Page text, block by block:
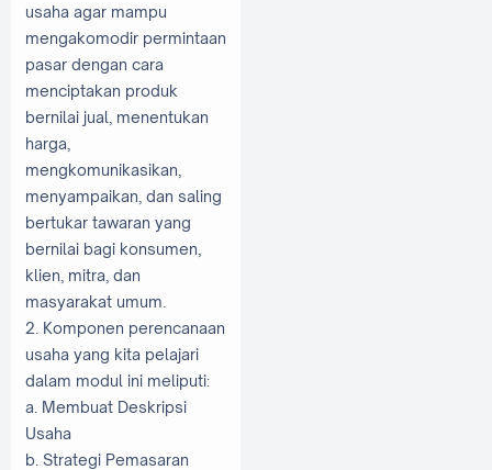
usaha agar mampu
mengakomodir permintaan
pasar dengan cara
menciptakan produk
bernilai jual, menentukan
harga,
mengkomunikasikan,
menyampaikan, dan saling
bertukar tawaran yang
bernilai bagi konsumen,
klien, mitra, dan
masyarakat umum.
2. Komponen perencanaan
usaha yang kita pelajari
dalam modul ini meliputi:
a. Membuat Deskripsi
Usaha
b. Strategi Pemasaran